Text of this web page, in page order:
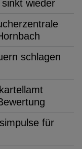
wieder
schlagen
für